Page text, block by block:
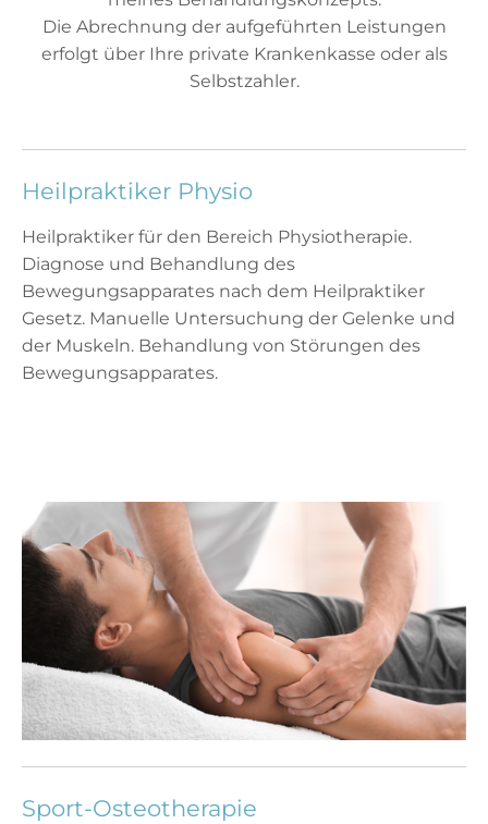
Die Abrechnung der aufgeführten Leistungen
erfolgt über Ihre private Krankenkasse oder als
Selbstzahler.
Heilpraktiker Physio
Heilpraktiker für den Bereich Physiotherapie.
Diagnose und Behandlung des
Bewegungsapparates nach dem Heilpraktiker
Gesetz. Manuelle Untersuchung der Gelenke und
der Muskeln. Behandlung von Störungen des
Bewegungsapparates.
Sport-Osteotherapie